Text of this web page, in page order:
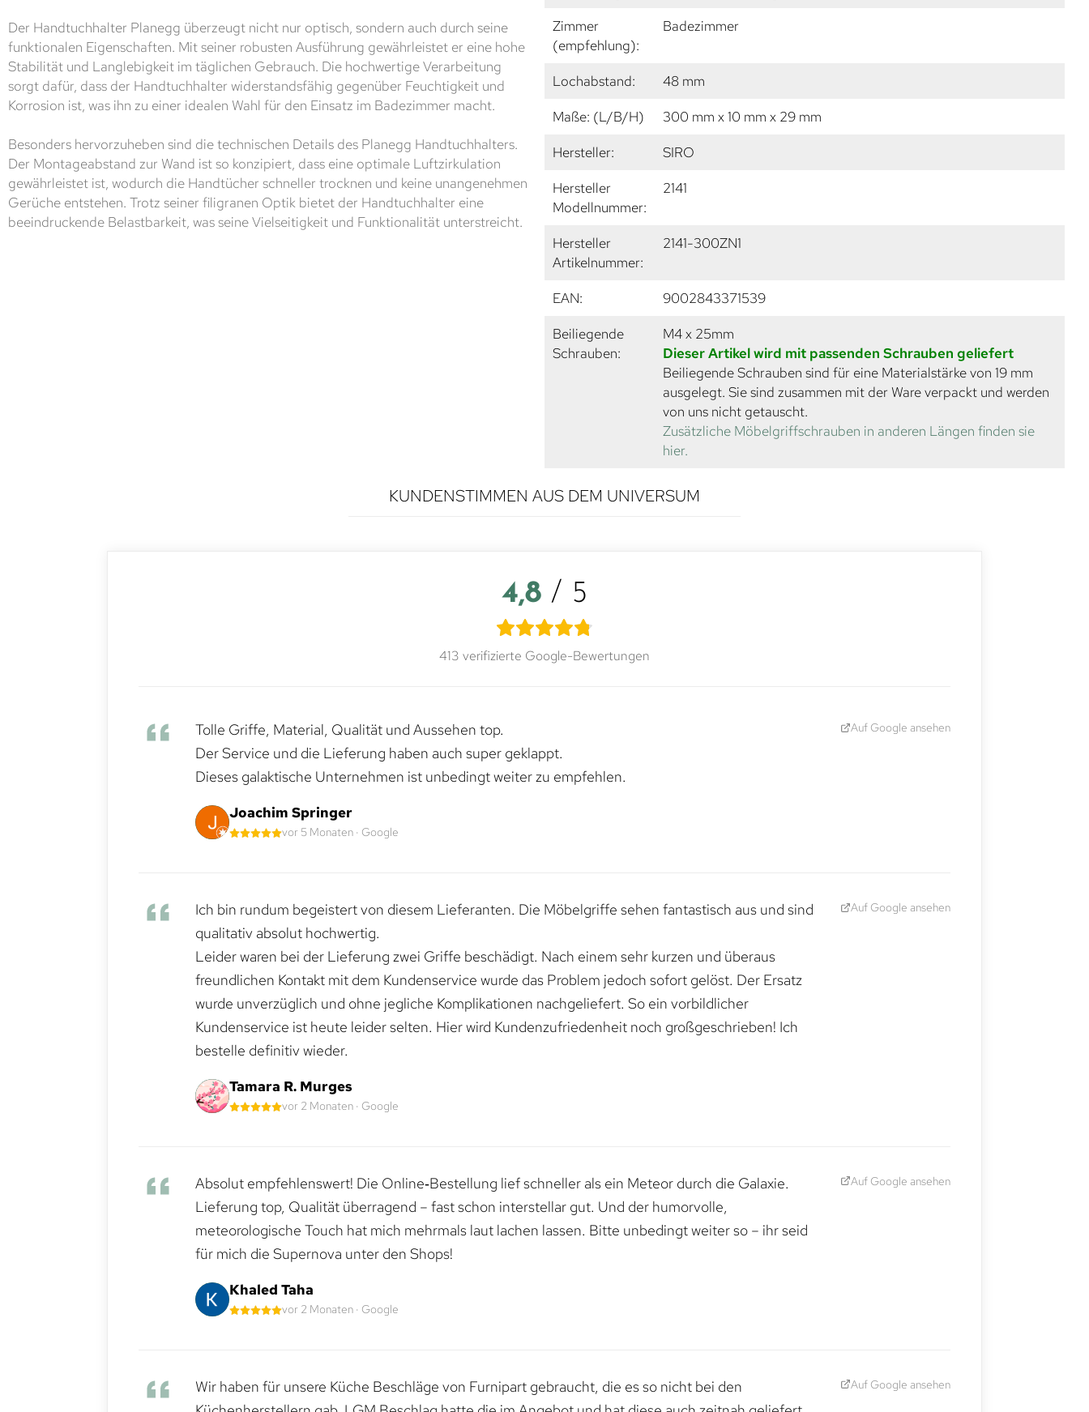
Der Handtuchhalter Planegg überzeugt nicht nur optisch, sondern auch durch seine
funktionalen Eigenschaften. Mit seiner robusten Ausführung gewährleistet er eine hohe
Stabilität und Langlebigkeit im täglichen Gebrauch. Die hochwertige Verarbeitung
sorgt dafür, dass der Handtuchhalter widerstandsfähig gegenüber Feuchtigkeit und
Korrosion ist, was ihn zu einer idealen Wahl für den Einsatz im Badezimmer macht.
Besonders hervorzuheben sind die technischen Details des Planegg Handtuchhalters.
Der Montageabstand zur Wand ist so konzipiert, dass eine optimale Luftzirkulation
gewährleistet ist, wodurch die Handtücher schneller trocknen und keine unangenehmen
Gerüche entstehen. Trotz seiner filigranen Optik bietet der Handtuchhalter eine
beeindruckende Belastbarkeit, was seine Vielseitigkeit und Funktionalität unterstreicht.
Zimmer
(empfehlung):
Badezimmer
Lochabstand:
48 mm
Maße: (L/B/H)
300 mm x 10 mm x 29 mm
Hersteller:
SIRO
Hersteller
Modellnummer:
2141
Hersteller
Artikelnummer:
2141-300ZN1
EAN:
9002843371539
Beiliegende
Schrauben:
M4 x 25mm
Dieser Artikel wird mit passenden Schrauben geliefert
Beiliegende Schrauben sind für eine Materialstärke von 19 mm
ausgelegt. Sie sind zusammen mit der Ware verpackt und werden
von uns nicht getauscht.
Zusätzliche Möbelgriffschrauben in anderen Längen finden sie
hier.
KUNDENSTIMMEN AUS DEM UNIVERSUM
4,8 / 5
413 verifizierte Google-Bewertungen
Tolle Griffe, Material, Qualität und Aussehen top.
Der Service und die Lieferung haben auch super geklappt.
Dieses galaktische Unternehmen ist unbedingt weiter zu empfehlen.
Joachim Springer
vor 5 Monaten · Google
Auf Google ansehen
Ich bin rundum begeistert von diesem Lieferanten. Die Möbelgriffe sehen fantastisch aus und sind
qualitativ absolut hochwertig.
Leider waren bei der Lieferung zwei Griffe beschädigt. Nach einem sehr kurzen und überaus
freundlichen Kontakt mit dem Kundenservice wurde das Problem jedoch sofort gelöst. Der Ersatz
wurde unverzüglich und ohne jegliche Komplikationen nachgeliefert. So ein vorbildlicher
Kundenservice ist heute leider selten. Hier wird Kundenzufriedenheit noch großgeschrieben! Ich
bestelle definitiv wieder.
Tamara R. Murges
vor 2 Monaten · Google
Auf Google ansehen
Absolut empfehlenswert! Die Online‑Bestellung lief schneller als ein Meteor durch die Galaxie.
Lieferung top, Qualität überragend – fast schon interstellar gut. Und der humorvolle,
meteorologische Touch hat mich mehrmals laut lachen lassen. Bitte unbedingt weiter so – ihr seid
für mich die Supernova unter den Shops!
Khaled Taha
vor 2 Monaten · Google
Auf Google ansehen
Wir haben für unsere Küche Beschläge von Furnipart gebraucht, die es so nicht bei den
Auf Google ansehen